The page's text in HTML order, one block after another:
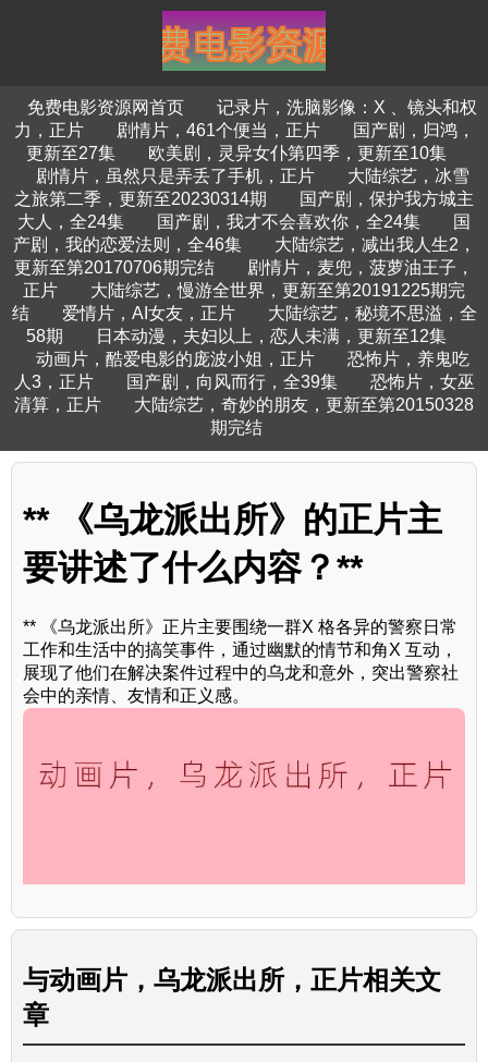
免费电影资源网首页
记录片，洗脑影像：X 、镜头和权
力，正片
剧情片，461个便当，正片
国产剧，归鸿，
更新至27集
欧美剧，灵异女仆第四季，更新至10集
剧情片，虽然只是弄丢了手机，正片
大陆综艺，冰雪
之旅第二季，更新至20230314期
国产剧，保护我方城主
大人，全24集
国产剧，我才不会喜欢你，全24集
国
产剧，我的恋爱法则，全46集
大陆综艺，减出我人生2，
更新至第20170706期完结
剧情片，麦兜，菠萝油王子，
正片
大陆综艺，慢游全世界，更新至第20191225期完
结
爱情片，AI女友，正片
大陆综艺，秘境不思溢，全
58期
日本动漫，夫妇以上，恋人未满，更新至12集
动画片，酷爱电影的庞波小姐，正片
恐怖片，养鬼吃
人3，正片
国产剧，向风而行，全39集
恐怖片，女巫
清算，正片
大陆综艺，奇妙的朋友，更新至第20150328
期完结
** 《乌龙派出所》的正片主
要讲述了什么内容？**
** 《乌龙派出所》正片主要围绕一群X 格各异的警察日常
工作和生活中的搞笑事件，通过幽默的情节和角X 互动，
展现了他们在解决案件过程中的乌龙和意外，突出警察社
会中的亲情、友情和正义感。
与动画片，乌龙派出所，正片相关文
章